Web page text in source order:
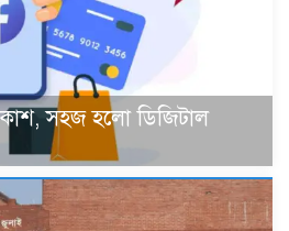
সহজ হলো ডিজিটাল